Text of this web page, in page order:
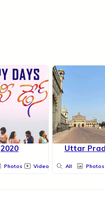
2020
Photos Videos
Uttar
All Photos